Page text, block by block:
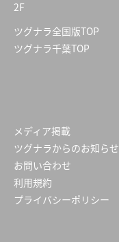
2F
ツグナラ全国版TOP
ツグナラ千葉TOP
メディア掲載
ツグナラからのお知らせ
お問い合わせ
利用規約
プライバシーポリシー